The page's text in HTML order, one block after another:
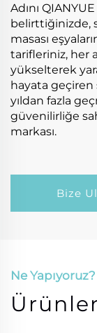
Adını
belirttiğinizde,
masası
tarifleriniz, her
yükselterek
hayata geçiren
yıldan fazla
güvenilirliğe
markası.
Bize
Ne Yapıyoruz?